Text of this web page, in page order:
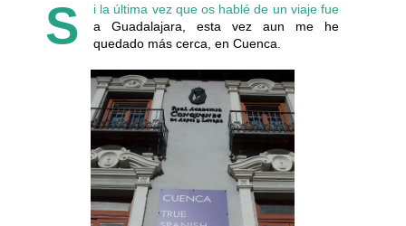
S
i la última vez que os hablé de un viaje fue
a Guadalajara, esta vez aun me he
quedado más cerca, en Cuenca.